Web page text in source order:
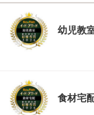
幼児教
食材宅